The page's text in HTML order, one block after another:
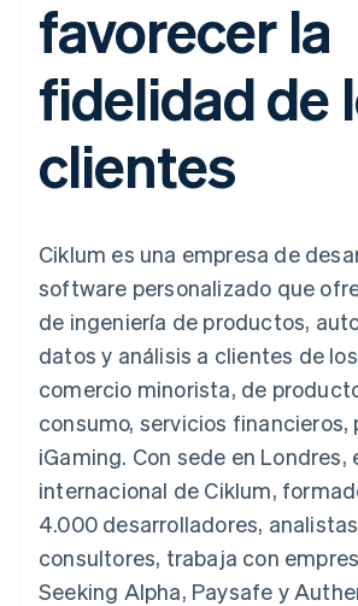
pago
Acceso a más
Terminal
Pagos en
Authorization
Boost
Link
compra
acelerado
Financial
Connections
Datos de ctas.
financieras
Recognition
Automatización
contable
Stripe Sigma
Informes
personalizados
Sincronización
de datos
Más
Descubre lo que viene
Radar
Prevención de fraude
aplicación
Marketplaces
Gestión del dinero
Plataformas
SaaS
Empresas de IA
Economía de los
creadores
Videojuegos
Hostelería, viajes y ocio
Seguros
Medios de
comunicación y
entretenimiento
Entidades sin ánimo
lucro
Servicios para
profesionales
Sector público
Comercio minorista
suscripciones
Ofrecer facturación
basada en el consumo
Emitir tarjetas virtuales
con stablecoins
Aprovisiona y gestiona
Recursos
Integraciones de
aplicaciones
Muestras de código
Blog de
desarrolladores
Estado de la API
Hoja de ruta del
producto
Stripe Sessions:
nuestro evento anual
Sala de prensa
Stripe Press
Contacta con ventas
Conviértete en socio
favorecer la
fidelidad de
clientes
Ciklum es una empresa de
software personalizado que
de ingeniería de productos,
datos y análisis a clientes de
comercio minorista, de
consumo, servicios financieros,
iGaming. Con sede en Londres,
internacional de Ciklum,
4.000 desarrolladores,
consultores, trabaja con
Seeking Alpha, Paysafe y